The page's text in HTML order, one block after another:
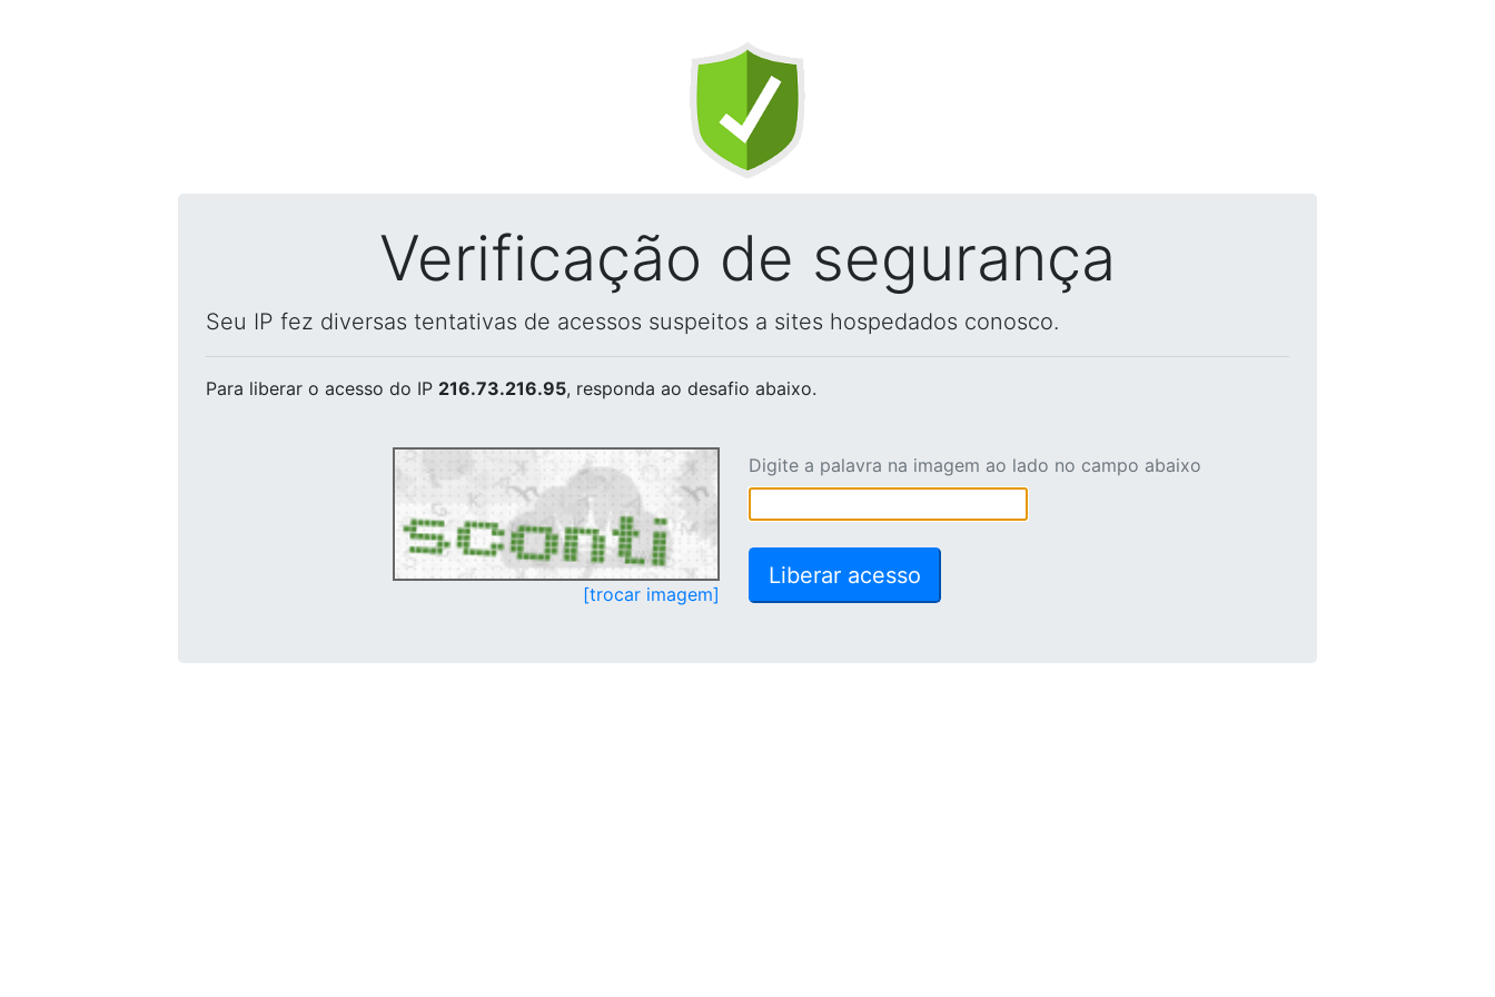
Verificação de segurança
Seu IP fez diversas tentativas de acessos suspeitos a sites hospedados conosco.
Para liberar o acesso do IP 216.73.216.95, responda ao desafio abaixo.
[trocar imagem]
Digite a palavra na imagem ao lado no campo abaixo